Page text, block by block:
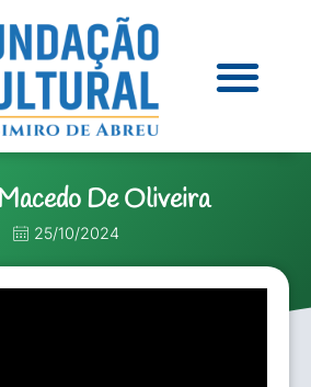
De Oliveira
25/10/2024